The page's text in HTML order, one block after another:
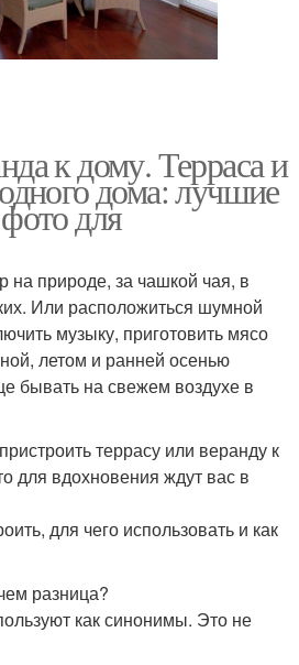
к дому. Терраса и
дома: лучшие
для
на природе, за чашкой чая, в
Или расположиться шумной
музыку, приготовить мясо
летом и ранней осенью
бывать на свежем воздухе в
террасу или веранду к
для вдохновения ждут вас в
для чего использовать и как
разница?
как синонимы. Это не